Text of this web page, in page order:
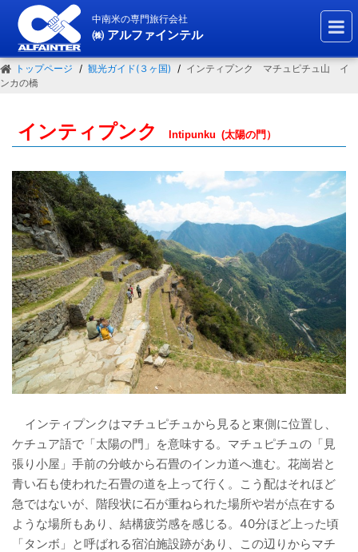
中南米の専門旅行会社
㈱ アルファインテル
トップページ 観光ガイド(３ヶ国)
インティプンク マチュピチュ山 イ
ンカの橋
インティプンク Intipunku (太陽の門）
インティプンクはマチュピチュから見ると東側に位置し、
ケチュア語で「太陽の門」を意味する。マチュピチュの「見
張り小屋」手前の分岐から石畳のインカ道へ進む。花崗岩と
青い石も使われた石畳の道を上って行く。こう配はそれほど
急ではないが、階段状に石が重ねられた場所や岩が点在する
ような場所もあり、結構疲労感を感じる。40分ほど上った頃
「タンボ」と呼ばれる宿泊施設跡があり、この辺りからマチ